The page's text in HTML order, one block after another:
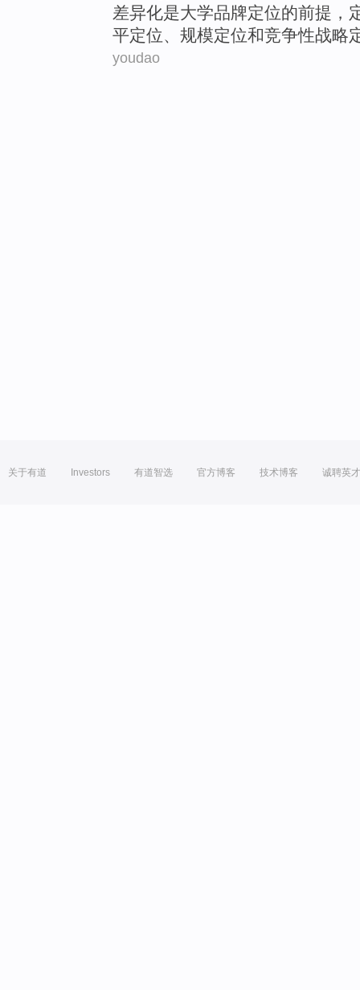
差异化是大学品牌定位的前提 ，
平定位、 规模定位和竞争性战略
youdao
关于有道 Investors 有道智选 官方博客 技术博客 诚聘英才